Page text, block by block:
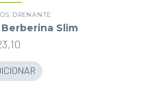
, DRENANTE
Berberina Slim